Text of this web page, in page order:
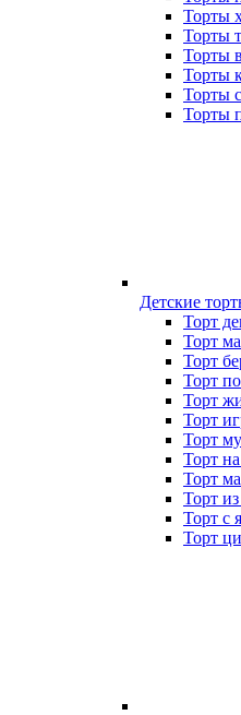
Торты
Торты
Торты
Торты
Торты
Торты
Детские
Торт
Торт
Торт
Торт
Торт
Торт
Торт
Торт
Торт
Торт
Торт с
Торт